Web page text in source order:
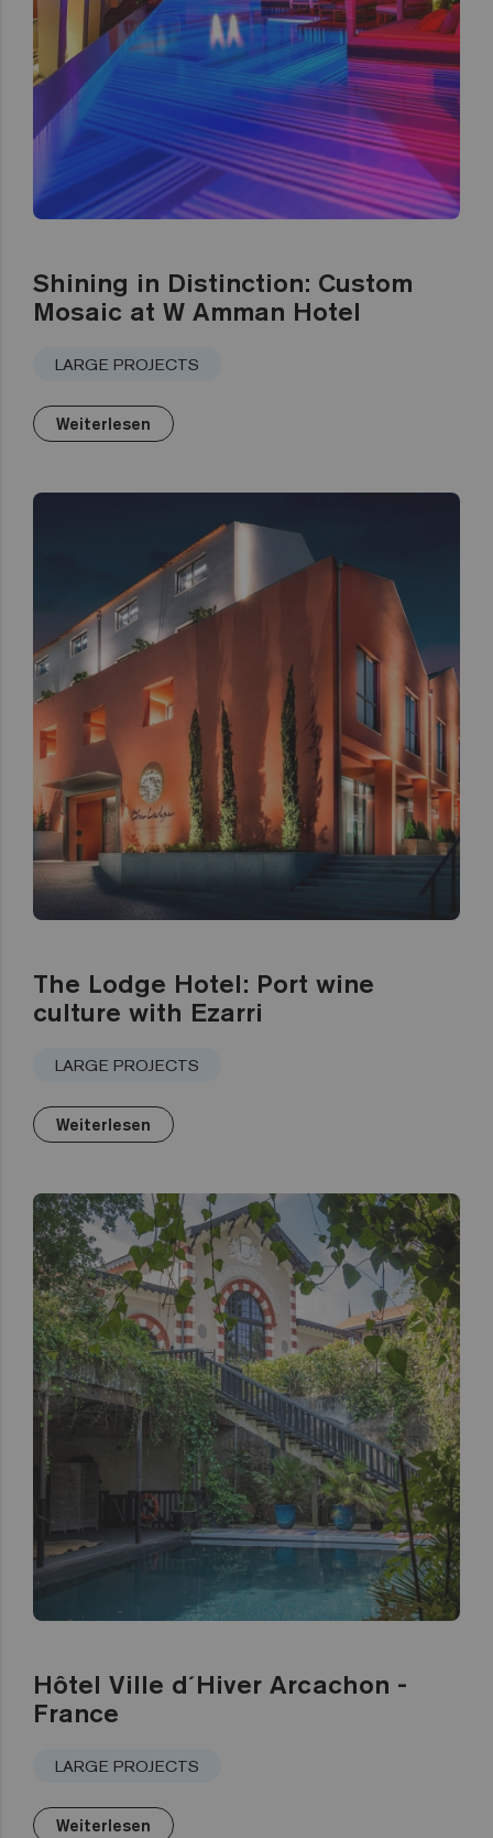
Shining in Distinction: Custom
Mosaic at W Amman Hotel
LARGE PROJECTS
Weiterlesen
The Lodge Hotel: Port wine
culture with Ezarri
LARGE PROJECTS
Weiterlesen
Hôtel Ville d´Hiver Arcachon -
France
LARGE PROJECTS
Weiterlesen